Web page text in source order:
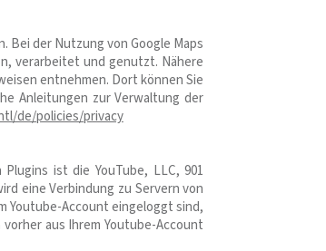
Bei der Nutzung von Google Maps
verarbeitet und genutzt. Nähere
entnehmen. Dort können Sie
Anleitungen zur Verwaltung der
de/policies/privacy
ist die YouTube, LLC, 901
eine Verbindung zu Servern von
Youtube-Account eingeloggt sind,
aus Ihrem Youtube-Account